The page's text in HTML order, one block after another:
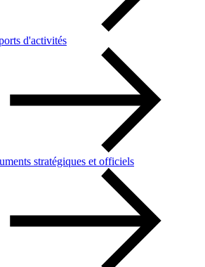
d'activités
stratégiques et officiels